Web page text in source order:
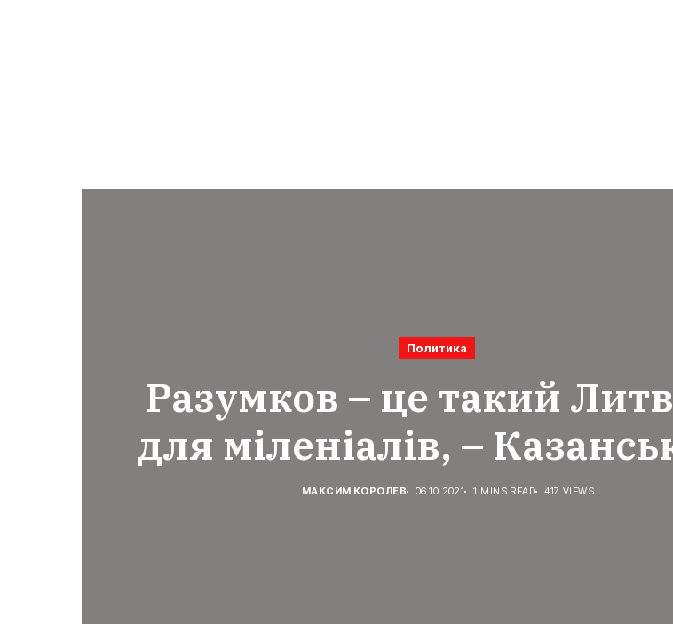
Политика
Разумков – це такий
для міленіалів, –
МАКСИМ КОРОЛЕВ 06.10.2021 1 MINS READ 417 VIEWS